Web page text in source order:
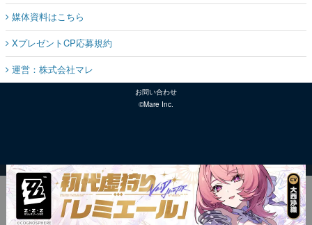
媒体資料はこちら
XプレゼントCP応募規約
運営：株式会社マレ
お問い合わせ
©Mare Inc.